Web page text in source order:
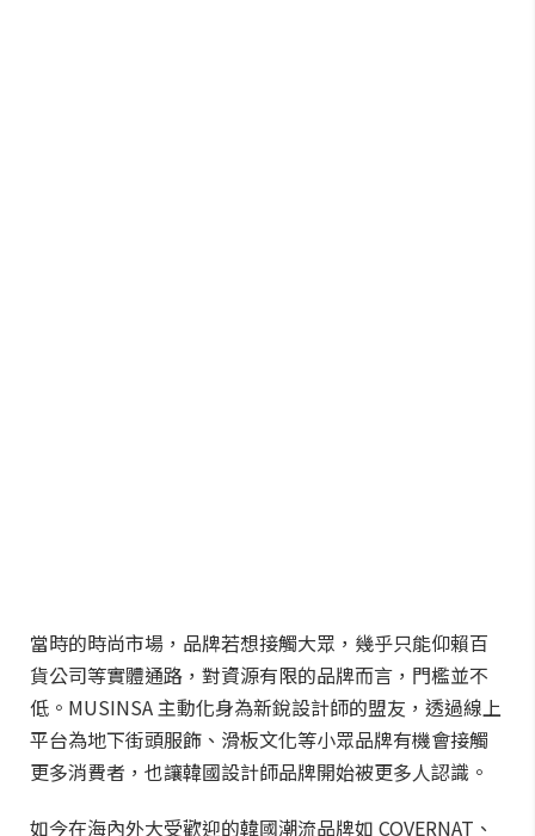
當時的時尚市場，品牌若想接觸大眾，幾乎只能仰賴百
貨公司等實體通路，對資源有限的品牌而言，門檻並不
低。MUSINSA 主動化身為新銳設計師的盟友，透過線上
平台為地下街頭服飾、滑板文化等小眾品牌有機會接觸
更多消費者，也讓韓國設計師品牌開始被更多人認識。
如今在海內外大受歡迎的韓國潮流品牌如 COVERNAT、